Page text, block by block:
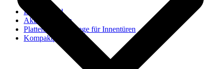
Imi-Verbund
Akustik-Platten
Platten und Rohlinge für Innentüren
Kompaktplatten